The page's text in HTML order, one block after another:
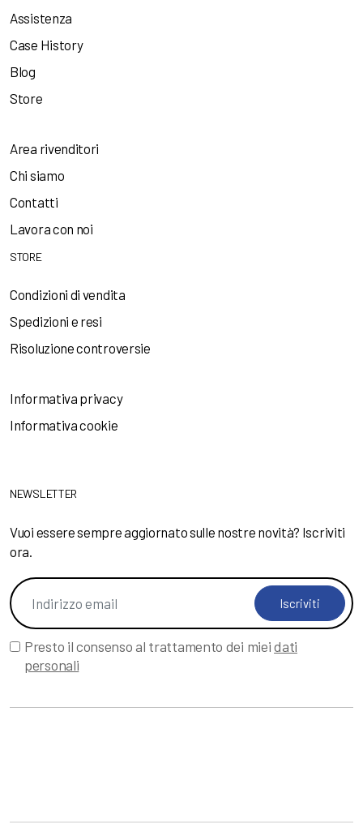
Assistenza
Case History
Blog
Store
Area rivenditori
Chi siamo
Contatti
Lavora con noi
STORE
Condizioni di vendita
Spedizioni e resi
Risoluzione controversie
Informativa privacy
Informativa cookie
NEWSLETTER
Vuoi essere sempre aggiornato sulle nostre novità? Iscriviti
ora.
Iscriviti
Presto il consenso al trattamento dei mieidati
personali